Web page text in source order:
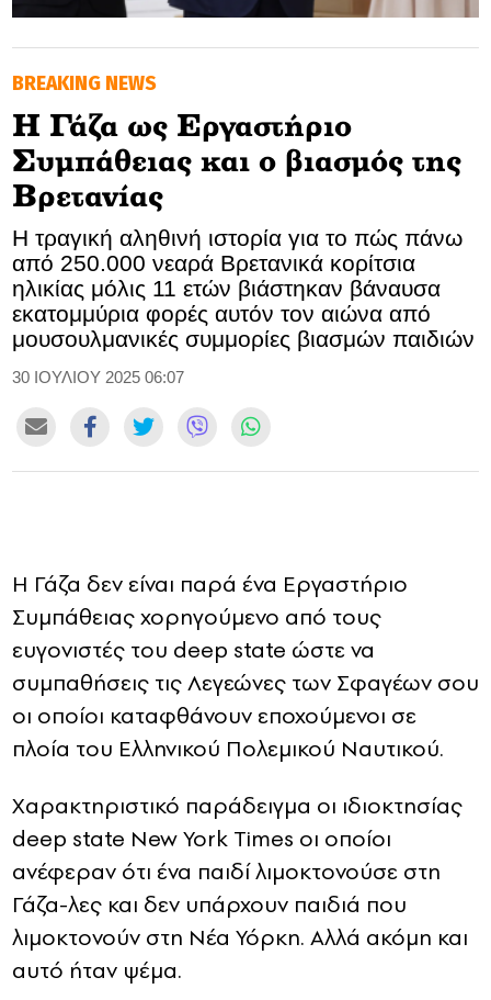
SOOZIE’S FRIENDS
CULTURE
TASTELAND
TECH
HEALTH
MEDIALAND
DRIVE
SPORTS
ADVERTISE
BREAKING NEWS
Η Γάζα ως Εργαστήριο
Συμπάθειας και ο βιασμός της
Βρετανίας
Η τραγική αληθινή ιστορία για το πώς πάνω
από 250.000 νεαρά Βρετανικά κορίτσια
ηλικίας μόλις 11 ετών βιάστηκαν βάναυσα
εκατομμύρια φορές αυτόν τον αιώνα από
μουσουλμανικές συμμορίες βιασμών παιδιών
30 ΙΟΥΛΙΟΥ 2025 06:07
Η Γάζα δεν είναι παρά ένα Εργαστήριο
Συμπάθειας χορηγούμενο από τους
ευγονιστές του deep state ώστε να
συμπαθήσεις τις Λεγεώνες των Σφαγέων σου
οι οποίοι καταφθάνουν εποχούμενοι σε
πλοία του Ελληνικού Πολεμικού Ναυτικού.
Χαρακτηριστικό παράδειγμα οι ιδιοκτησίας
deep state New York Times oι οποίοι
ανέφεραν ότι ένα παιδί λιμοκτονούσε στη
Γάζα-λες και δεν υπάρχουν παιδιά που
λιμοκτονούν στη Νέα Υόρκη. Αλλά ακόμη και
αυτό ήταν ψέμα.